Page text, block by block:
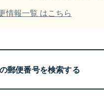
情報一覧 はこちら
郵便番号を検索する